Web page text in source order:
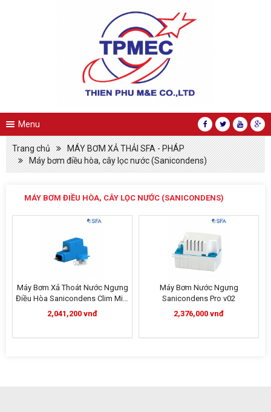
Menu
Trang chủ
MÁY BƠM XẢ THẢI SFA - PHÁP
Máy bơm điều hòa, cây lọc nước (Sanicondens)
MÁY BƠM ĐIỀU HÒA, CÂY LỌC NƯỚC (SANICONDENS)
Máy Bơm Xả Thoát Nước Ngưng
Điều Hòa Sanicondens Clim Mini
S
2,041,200 vnđ
Máy Bơm Nước Ngưng
Sanicondens Pro v02
2,376,000 vnđ